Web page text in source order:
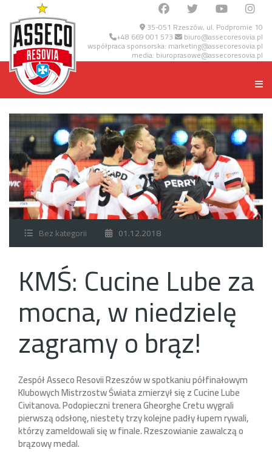
35-051 Rzeszów, ul. Podpromie 10
+48 669 001 573 biuro@assecoresovia.pl
współpraca sponsorska: marketing@assecoresovia.pl
media: biuroprasowe@assecoresovia.pl
Bez kategorii 01.12.2018
KMŚ: Cucine Lube za
mocna, w niedzielę
zagramy o brąz!
Zespół Asseco Resovii Rzeszów w spotkaniu półfinałowym
Klubowych Mistrzostw Świata zmierzył się z Cucine Lube
Civitanova. Podopieczni trenera Gheorghe Cretu wygrali
pierwszą odsłonę, niestety trzy kolejne padły łupem rywali,
którzy zameldowali się w finale. Rzeszowianie zawalczą o
brązowy medal.